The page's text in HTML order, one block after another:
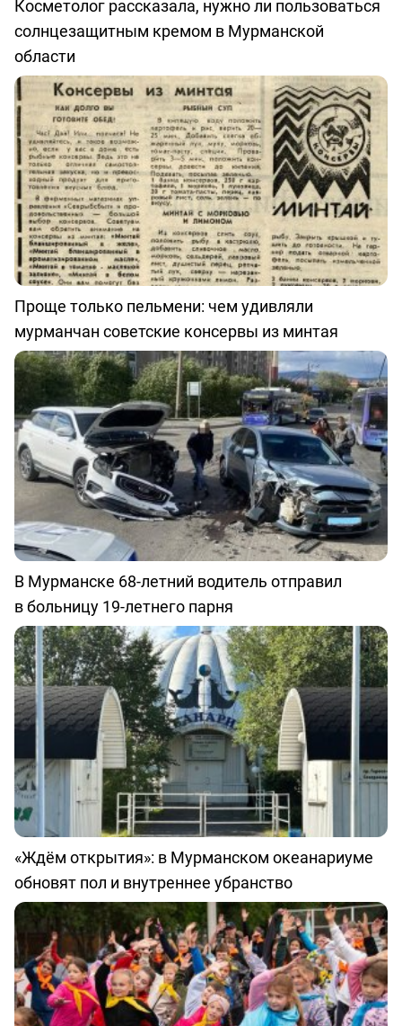
Косметолог рассказала, нужно ли пользоваться
солнцезащитным кремом в Мурманской
области
Проще только пельмени: чем удивляли
мурманчан советские консервы из минтая
В Мурманске 68-летний водитель отправил
в больницу 19-летнего парня
«Ждём открытия»: в Мурманском океанариуме
обновят пол и внутреннее убранство